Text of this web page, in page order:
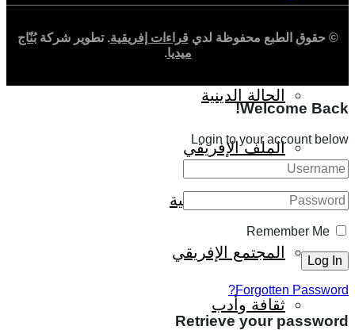
إفريقيا في المؤشرات
الحالة الدينية
الملف الإفريقي
الصحافة الإفريقية
المجتمع الإفريقي
ثقافة وأدب
© حقوق الطبع محفوظة لدي قراءات إفريقية. تطوير شركةبُنّاج
ميديا.
Welcome Back!
Login to your account below
Remember Me
Forgotten Password?
Retrieve your password